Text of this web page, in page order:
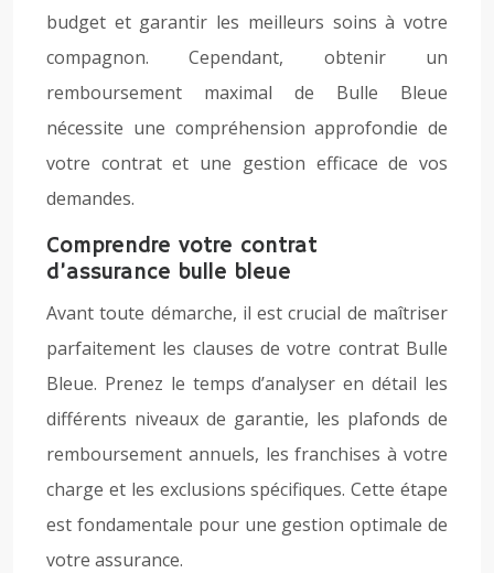
budget et garantir les meilleurs soins à votre
compagnon. Cependant, obtenir un
remboursement maximal de Bulle Bleue
nécessite une compréhension approfondie de
votre contrat et une gestion efficace de vos
demandes.
Comprendre votre contrat
d’assurance bulle bleue
Avant toute démarche, il est crucial de maîtriser
parfaitement les clauses de votre contrat Bulle
Bleue. Prenez le temps d’analyser en détail les
différents niveaux de garantie, les plafonds de
remboursement annuels, les franchises à votre
charge et les exclusions spécifiques. Cette étape
est fondamentale pour une gestion optimale de
votre assurance.